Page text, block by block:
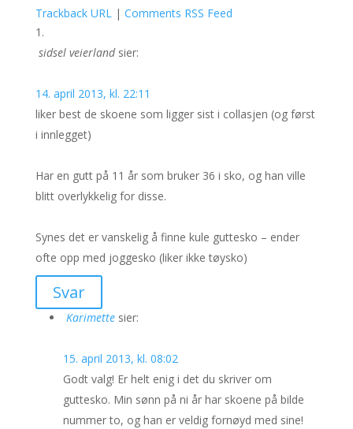
Trackback URL| Comments RSS Feed
sidsel veierland sier:
14. april 2013, kl. 22:11
liker best de skoene som ligger sist i collasjen (og først
i innlegget)
Har en gutt på 11 år som bruker 36 i sko, og han ville
blitt overlykkelig for disse.
Synes det er vanskelig å finne kule guttesko – ender
ofte opp med joggesko (liker ikke tøysko)
Svar
Karimette sier:
15. april 2013, kl. 08:02
Godt valg! Er helt enig i det du skriver om
guttesko. Min sønn på ni år har skoene på bilde
nummer to, og han er veldig fornøyd med sine!